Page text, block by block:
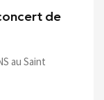
de
au Saint